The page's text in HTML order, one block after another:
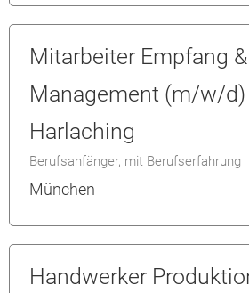
Mitarbeiter Empfang
Management (m/w/
Harlaching
Berufsanfänger, mit Berufserfahrung
München
Handwerker